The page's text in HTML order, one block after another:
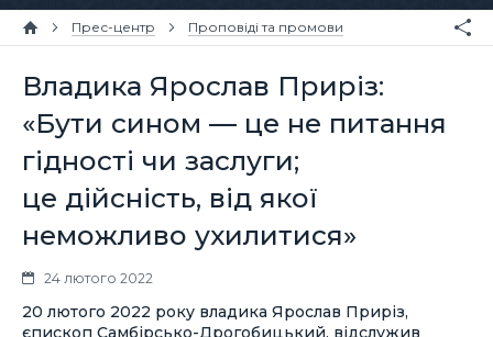
Прес-центр Проповіді та промови
Владика Ярослав Приріз:
«Бути сином — це не питання
гідності чи заслуги;
це дійсність, від якої
неможливо ухилитися»
24 лютого 2022
20 лютого 2022 року владика Ярослав Приріз,
єпископ Самбірсько-Дрогобицький, відслужив